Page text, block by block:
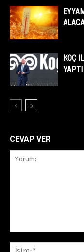
KOÇ
YAPTI
CEVAP VER